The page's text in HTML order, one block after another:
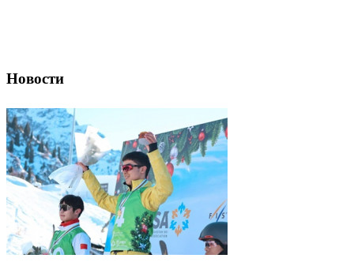
Новости